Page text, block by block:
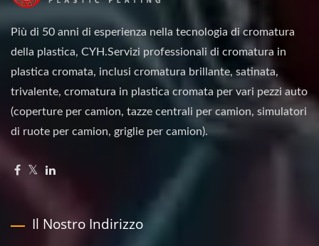
Più di 50 anni di esperienza nella tecnologia di cromatura
della plastica, CYH.Servizi professionali di cromatura in
plastica cromata, inclusi cromatura brillante, satinata,
trivalente, cromatura in plastica cromata per vari pezzi auto
(coperture per camion, tazze centrali per camion, simulatori
di ruote per camion, griglie per camion).
Il Nostro Indirizzo